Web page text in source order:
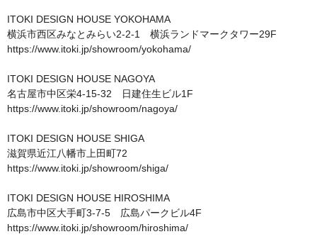
ITOKI DESIGN HOUSE YOKOHAMA
横浜市西区みなとみらい2-2-1　横浜ランドマークタワー29F
https://www.itoki.jp/showroom/yokohama/
ITOKI DESIGN HOUSE NAGOYA
名古屋市中区栄4-15-32　日建住生ビル1F
https://www.itoki.jp/showroom/nagoya/
ITOKI DESIGN HOUSE SHIGA
滋賀県近江八幡市上田町72
https://www.itoki.jp/showroom/shiga/
ITOKI DESIGN HOUSE HIROSHIMA
広島市中区大手町3-7-5　広島パークビル4F
https://www.itoki.jp/showroom/hiroshima/